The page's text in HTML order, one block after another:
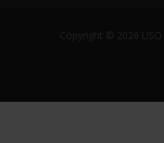
Copyright © 2026 USO ·